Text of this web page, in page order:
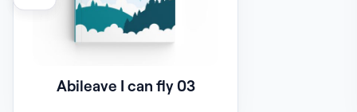
Abileave I can fly 03